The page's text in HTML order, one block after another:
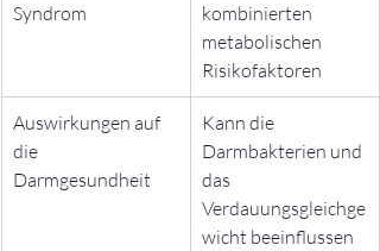
Syndrom
kombinierten
metabolischen
Risikofaktoren
Auswirkungen auf
die
Darmgesundheit
Kann die
Darmbakterien und
das
Verdauungsgleichge
wicht beeinflussen